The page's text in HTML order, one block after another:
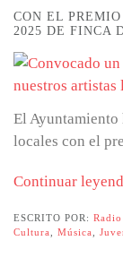
CON EL
2025 DE FINCA
El
locales con el
Continuar
ESCRITO POR:
Cultura
Música